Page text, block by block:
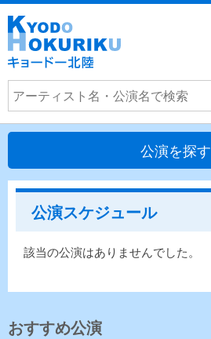
公演を探す
公演スケジュール
該当の公演はありませんでした。
おすすめ公演